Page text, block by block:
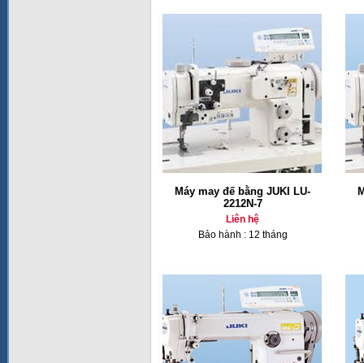
Máy may đế bằng JUKI LU-
2212N-7
Liên hệ
Bảo hành : 12 tháng